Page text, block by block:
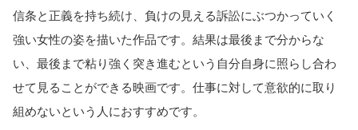
信条と正義を持ち続け、負けの見える訴訟にぶつかっていく
強い女性の姿を描いた作品です。結果は最後まで分からな
い、最後まで粘り強く突き進むという自分自身に照らし合わ
せて見ることができる映画です。仕事に対して意欲的に取り
組めないという人におすすめです。